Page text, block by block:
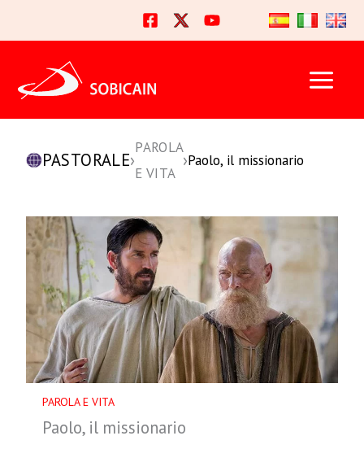
al
contenuto
PASTORALE›
PAROLA
E VITA
›Paolo, il missionario
PAROLA E VITA
Paolo, il missionario